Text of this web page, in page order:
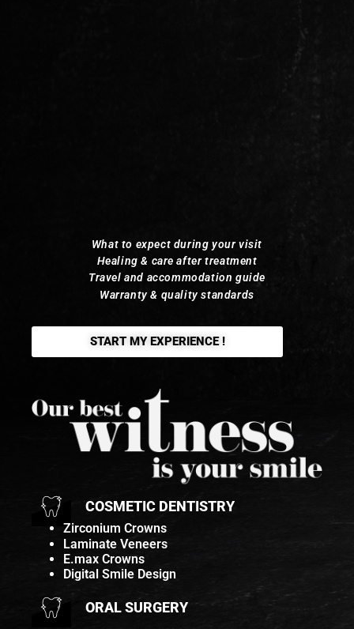
What to expect during your visit
Healing & care after treatment
Travel and accommodation guide
Warranty & quality standards
START MY EXPERIENCE !
COSMETIC DENTISTRY
Zirconium Crowns
Laminate Veneers
E.max Crowns
Digital Smile Design
ORAL SURGERY